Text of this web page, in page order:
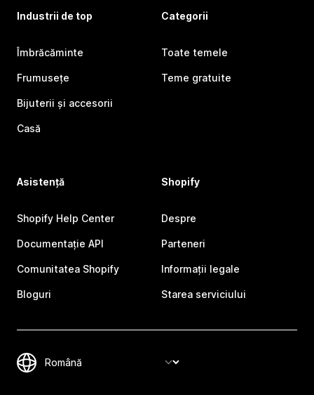
Industrii de top
Îmbrăcăminte
Frumusețe
Bijuterii și accesorii
Casă
Categorii
Toate temele
Teme gratuite
Asistență
Shopify Help Center
Documentație API
Comunitatea Shopify
Bloguri
Shopify
Despre
Parteneri
Informații legale
Starea serviciului